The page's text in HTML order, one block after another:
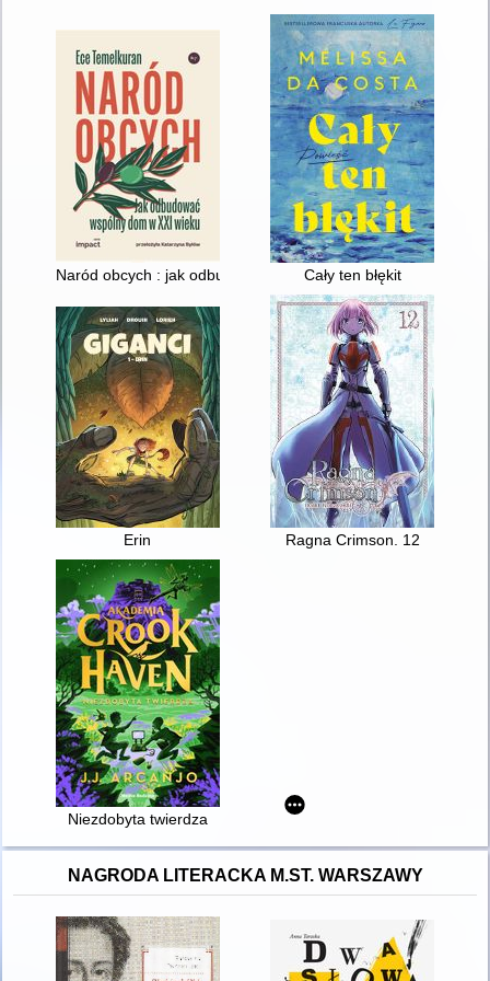
Naród obcych : jak odbudować wspólny dom w XXI wieku
Cały ten błękit
Erin Ragna Crimson. 12
Niezdobyta twierdza
NAGRODA LITERACKA M.ST. WARSZAWY